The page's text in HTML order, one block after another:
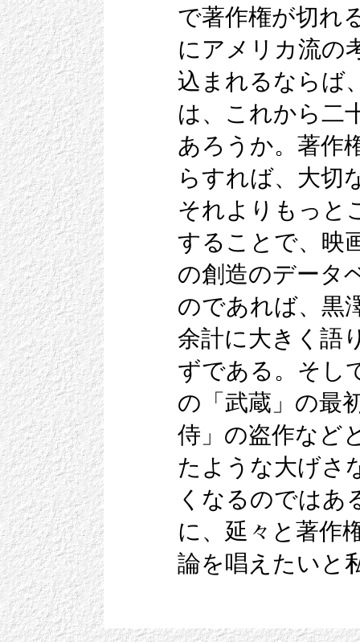
で著作権が切れ
にアメリカ流の
込まれるならば
は、これから二
あろうか。著作
らすれば、大切
それよりもっと
することで、映
の創造のデータ
のであれば、黒
余計に大きく語
ずである。そし
の「武蔵」の最
侍」の盗作など
たような大げさ
くなるのではあ
に、延々と著作
論を唱えたい